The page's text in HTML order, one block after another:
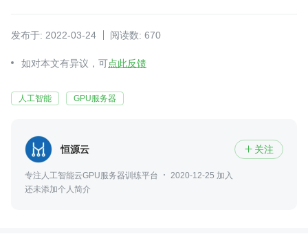
发布于: 2022-03-24 阅读数: 670
如对本文有异议，可点此反馈
人工智能 GPU服务器
恒源云  关注
专注人工智能云GPU服务器训练平台
2020-12-25 加入
还未添加个人简介